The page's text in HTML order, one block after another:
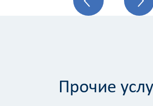
Прочие